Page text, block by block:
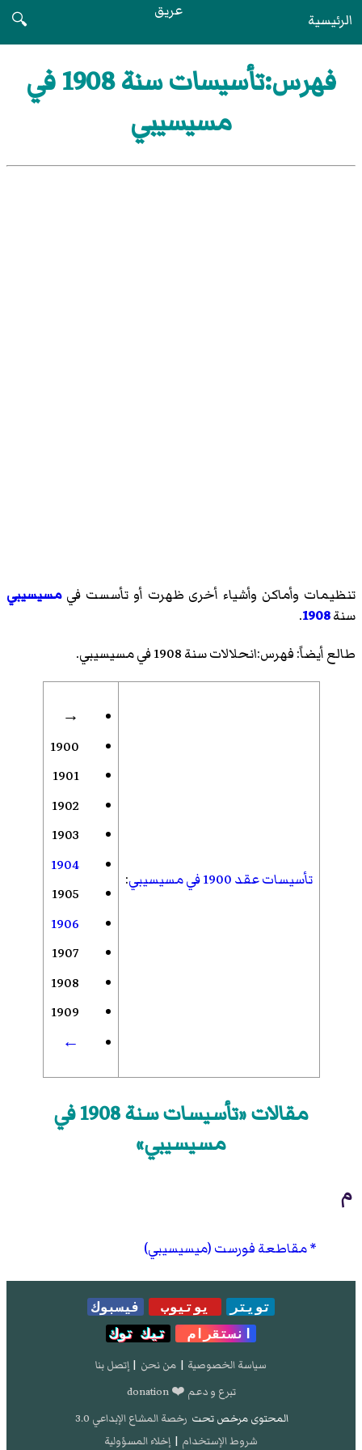
الرئيسية عريق
🔍
فهرس:تأسيسات سنة 1908 في
مسيسيبي
تنظيمات وأماكن وأشياء أخرى ظهرت أو تأسست فيمسيسيبي
سنة1908
.
طالع أيضاً:فهرس:انحلالات سنة 1908 في مسيسيبي .
تأسيسات عقد 1900 في مسيسيبي :
→
1900
1901
1902
1903
1904
1905
1906
1907
1908
1909
←
مقالات «تأسيسات سنة 1908 في
مسيسيبي»
م
مقاطعة فورست (ميسيسيبي)
تويتر يوتيوب
فيسبوك
انستقرام
تيك توك
سياسة الخصوصية | من نحن | إتصل بنا
تبرع و دعم ❤️ donation
المحتوى مرخص تحت رخصة المشاع الإبداعي 3.0
شروط الإستخدام | إخلاء المسؤولية